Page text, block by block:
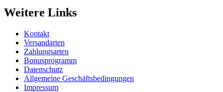
Weitere Links
Kontakt
Versandarten
Zahlungsarten
Bonusprogramm
Datenschutz
Allgemeine Geschäftsbedingungen
Impressum